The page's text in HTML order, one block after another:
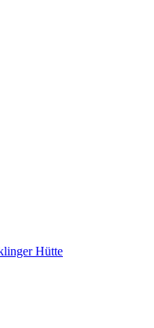
Hütte